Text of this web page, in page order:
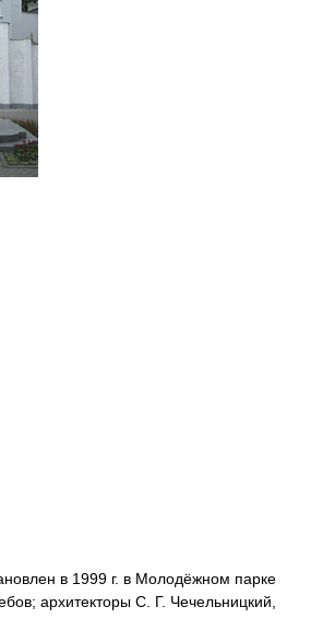
в 1999 г. в Молодёжном парке
архитекторы С. Г. Чечельницкий,